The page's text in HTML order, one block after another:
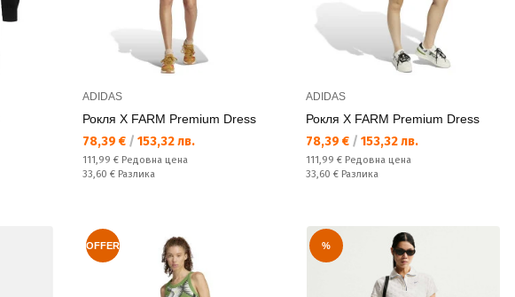
ADIDAS
Рокля X FARM Premium Dress
Текуща цена:
78,39 € / 153,32 лв.
Редовна цена:
111,99 € Редовна цена
Спестявате:
33,60 € Разлика
ADIDAS
Рокля X FARM Premium Dress
Текуща цена:
78,39 € / 153,32 лв.
Редовна цена:
111,99 € Редовна цена
Спестявате:
33,60 € Разлика
OFFER %